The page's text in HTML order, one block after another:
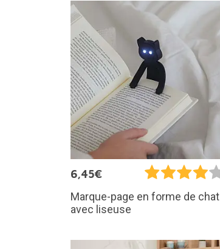
6,45€
Marque-page en forme de chat
avec liseuse